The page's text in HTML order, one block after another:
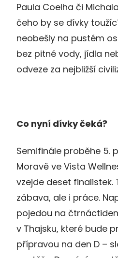
Paula Coelha či
čeho by se dívky
neobešly na pustém
bez pitné vody, jídla
odveze za nejbližší
Co nyní dívky čeká?
Semifinále proběhe 5.
Moravě ve Vista
vzejde deset finalistek.
zábava, ale i práce.
pojedou na
v Thajsku, které bude
přípravou na den D –